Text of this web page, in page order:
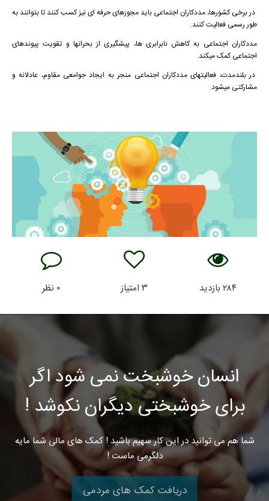
در برخی کشورها، مددکاران اجتماعی باید مجوزهای حرفه ای نیز کسب کنند تا بتوانند به
طور رسمی فعالیت کنند.
مددکاران اجتماعی به کاهش نابرابری ها، پیشگیری از بحرانها و تقویت پیوندهای
اجتماعی کمک میکند.
در بلندمدت، فعالیتهای مددکاران اجتماعی منجر به ایجاد جوامعی مقاوم، عادلانه و
مشارکتی میشود.
۲۸۴ بازدید ۳امتیاز ۰ نظر
انسان خوشبخت نمی شود اگر
برای خوشبختی دیگران نکوشد !
شما هم می توانید در این کار سهیم باشید ! کمک های مالی شما مایه
دلگرمی ماست !
دریافت کمک های مردمی